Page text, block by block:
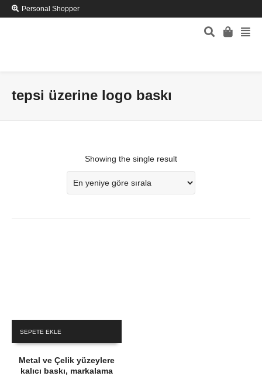
Personal Shopper
tepsi üzerine logo baskı
Showing the single result
SEPETE EKLE
Metal ve Çelik yüzeylere
kalıcı baskı, markalama